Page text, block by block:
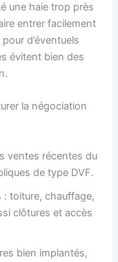
une haie trop près
entrer facilement
d’éventuels
évitent bien des
la négociation
ventes récentes du
de type DVF.
: toiture, chauffage,
clôtures et accès
bien implantés,